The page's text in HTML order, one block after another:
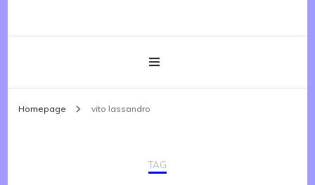
Homepage vito lassandro
TAG